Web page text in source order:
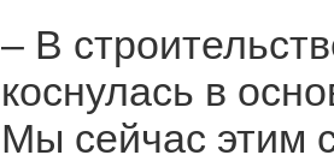
– В
коснулась в
Мы сейчас этим